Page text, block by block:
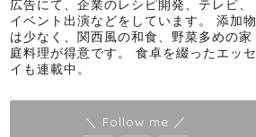
広告にて、企業のレシピ開発、テレビ、
イベント出演などをしています。 添加物
は少なく、関西風の和食、野菜多めの家
庭料理が得意です。 食卓を綴ったエッセ
イも連載中。
＼ Follow me ／